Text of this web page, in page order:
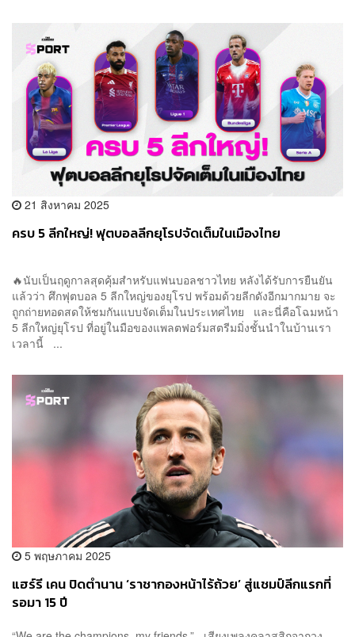
21 สิงหาคม 2025
ครบ 5 ลีกใหญ่! ฟุตบอลลีกยุโรปจัดเต็มในเมืองไทย
🔥นับเป็นฤดูกาลสุดคุ้มสำหรับแฟนบอลชาวไทย หลังได้รับการยืนยัน
แล้วว่า ศึกฟุตบอล 5 ลีกใหญ่ของยุโรป พร้อมด้วยลีกดังอีกมากมาย จะ
ถูกถ่ายทอดสดให้ชมกันแบบจัดเต็มในประเทศไทย และนี่คือโฉมหน้า
5 ลีกใหญ่ยุโรป ที่อยู่ในมือของแพลตฟอร์มสตรีมมิ่งชั้นนำในบ้านเรา
เวลานี้ ...
5 พฤษภาคม 2025
แฮร์รี เคน ปิดตำนาน ‘ราชากองหน้าไร้ถ้วย’ สู่แชมป์ลีกแรกที่
รอมา 15 ปี